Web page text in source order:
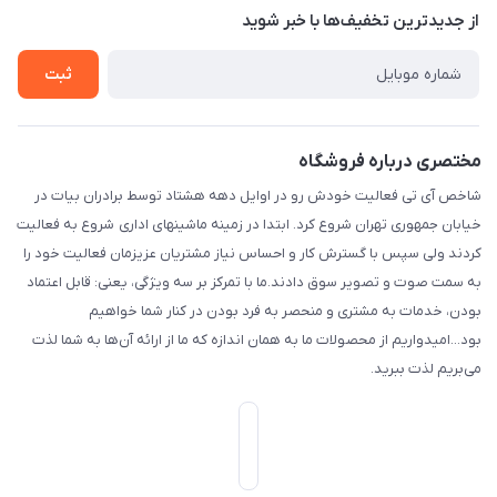
بست پنجم، پلاک: 1.0، طبقه: 3، واحد: غربی، / واحد فروش :تهران،
درباره ما
راهنما
از جدید‌ترین تخفیف‌ها با‌ خبر شوید
ثبت
مختصری درباره فروشگاه
شاخص آی تی فعالیت خودش رو در اوایل دهه هشتاد توسط برادران بیات در
خیابان جمهوری تهران شروع کرد. ابتدا در زمینه ماشینهای اداری شروع به فعالیت
کردند ولی سپس با گسترش کار و احساس نیاز مشتریان عزیزمان فعالیت خود را
به سمت صوت و تصویر سوق دادند.ما با تمرکز بر سه ویژگی، یعنی: قابل اعتماد
بودن، خدمات به مشتری و منحصر به فرد بودن در کنار شما خواهیم
بود...امیدواریم از محصولات ما به همان اندازه که ما از ارائه آن‌ها به شما لذت
می‌‌بریم لذت ببرید.